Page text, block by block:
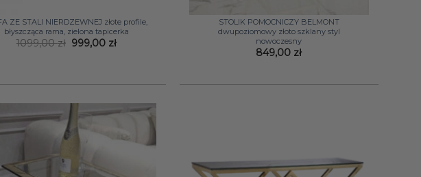
ZE STALI NIERDZEWNEJ złote profile,
błyszcząca rama, zielona tapicerka
1099,00zł Pierwotna
cena
999,00 złAktualna
STOLIK POMOCNICZY BELMONT
dwupoziomowy złoto szklany styl
nowoczesny
849,00 zł